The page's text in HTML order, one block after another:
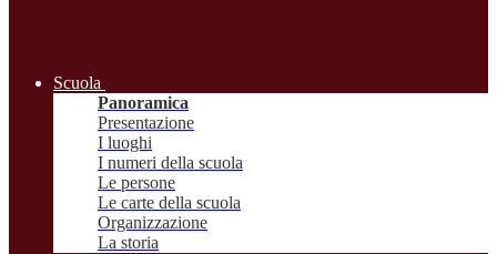
Scuola
Panoramica
Presentazione
I luoghi
I numeri della scuola
Le persone
Le carte della scuola
Organizzazione
La storia